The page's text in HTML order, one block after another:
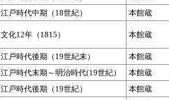
江戸時代中期（18世紀） 本館蔵
文化12年（1815） 本館蔵
江戸時代後期（19世紀末）
本館蔵
江戸時代末期～明治時代(19世紀）
本館蔵
江戸時代後期（19世紀）
本館蔵